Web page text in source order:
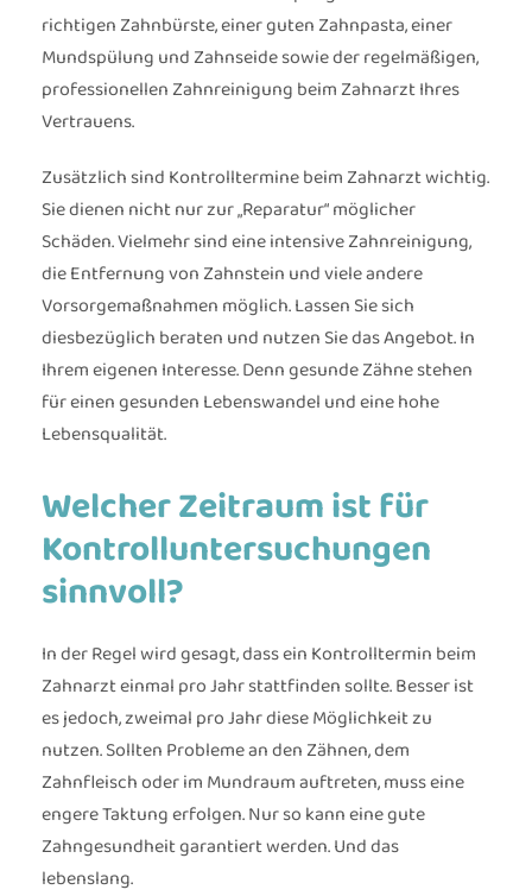
richtigen Zahnbürste, einer guten Zahnpasta, einer
Mundspülung und Zahnseide sowie der regelmäßigen,
professionellen Zahnreinigung beim Zahnarzt Ihres
Vertrauens.
Zusätzlich sind Kontrolltermine beim Zahnarzt wichtig.
Sie dienen nicht nur zur „Reparatur“ möglicher
Schäden. Vielmehr sind eine intensive Zahnreinigung,
die Entfernung von Zahnstein und viele andere
Vorsorgemaßnahmen möglich. Lassen Sie sich
diesbezüglich beraten und nutzen Sie das Angebot. In
Ihrem eigenen Interesse. Denn gesunde Zähne stehen
für einen gesunden Lebenswandel und eine hohe
Lebensqualität.
Welcher Zeitraum ist für
Kontrolluntersuchungen
sinnvoll?
In der Regel wird gesagt, dass ein Kontrolltermin beim
Zahnarzt einmal pro Jahr stattfinden sollte. Besser ist
es jedoch, zweimal pro Jahr diese Möglichkeit zu
nutzen. Sollten Probleme an den Zähnen, dem
Zahnfleisch oder im Mundraum auftreten, muss eine
engere Taktung erfolgen. Nur so kann eine gute
Zahngesundheit garantiert werden. Und das
lebenslang.